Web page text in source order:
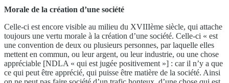
Morale de la création d’une société
Celle-ci est encore visible au milieu du XVIIIème siècle, qui attache
toujours une vertu morale à la création d’une société. Celle-ci « est
une convention de deux ou plusieurs personnes, par laquelle elles
mettent en commun, ou leur argent, ou leur industrie, ou une chose
appréciable [NDLA « qui est jugée positivement »] : car il n’y a que
ce qui peut être apprécié, qui puisse être matière de la société. Ainsi